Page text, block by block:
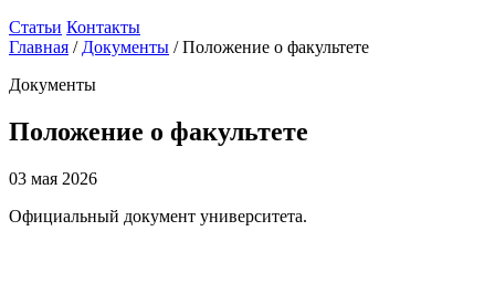
Статьи Контакты
Главная / Документы / Положение о факультете
Документы
Положение о факультете
03 мая 2026
Официальный документ университета.